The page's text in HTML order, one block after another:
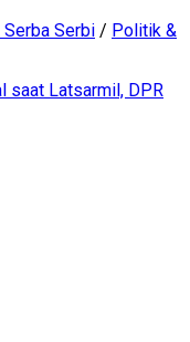
Serbi / Politik &
saat Latsarmil, DPR